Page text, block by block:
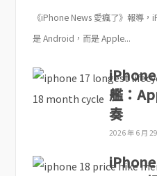
《iPhone News 愛瘋了》報導
是 Android，而是 Apple...
艦：
奏
2026 年 6 月